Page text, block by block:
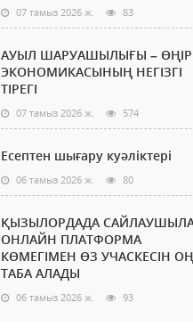
07 тамыз 2026 ж. 83
АУЫЛ ШАРУАШЫЛЫҒЫ – ӨҢІР
ЭКОНОМИКАСЫНЫҢ НЕГІЗГІ
ТІРЕГІ
07 тамыз 2026 ж. 574
Есептен шығару куәліктері
06 тамыз 2026 ж. 80
ҚЫЗЫЛОРДАДА
ОНЛАЙН ПЛАТФОРМА
КӨМЕГІМЕН ӨЗ УЧАСКЕСІН
ТАБА АЛАДЫ
06 тамыз 2026 ж. 93